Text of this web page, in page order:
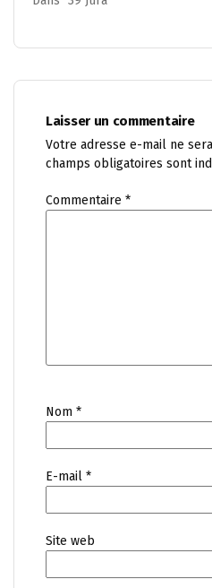
Laisser un commentaire
Votre adresse e-mail ne
champs obligatoires sont
Commentaire *
Nom *
E-mail *
Site web